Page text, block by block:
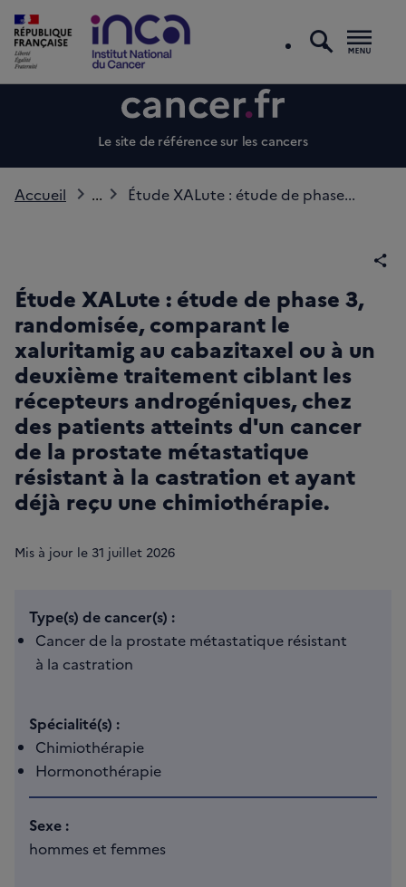
Le site de référence sur les cancers
Accueil ... Étude XALute : étude de phase...
Étude XALute : étude de phase 3,
randomisée, comparant le
xaluritamig au cabazitaxel ou à un
deuxième traitement ciblant les
récepteurs androgéniques, chez
des patients atteints d'un cancer
de la prostate métastatique
résistant à la castration et ayant
déjà reçu une chimiothérapie.
Mis à jour le 31 juillet 2026
Type(s) de cancer(s) :
Cancer de la prostate métastatique résistant
à la castration
Spécialité(s) :
Chimiothérapie
Hormonothérapie
Sexe :
hommes et femmes